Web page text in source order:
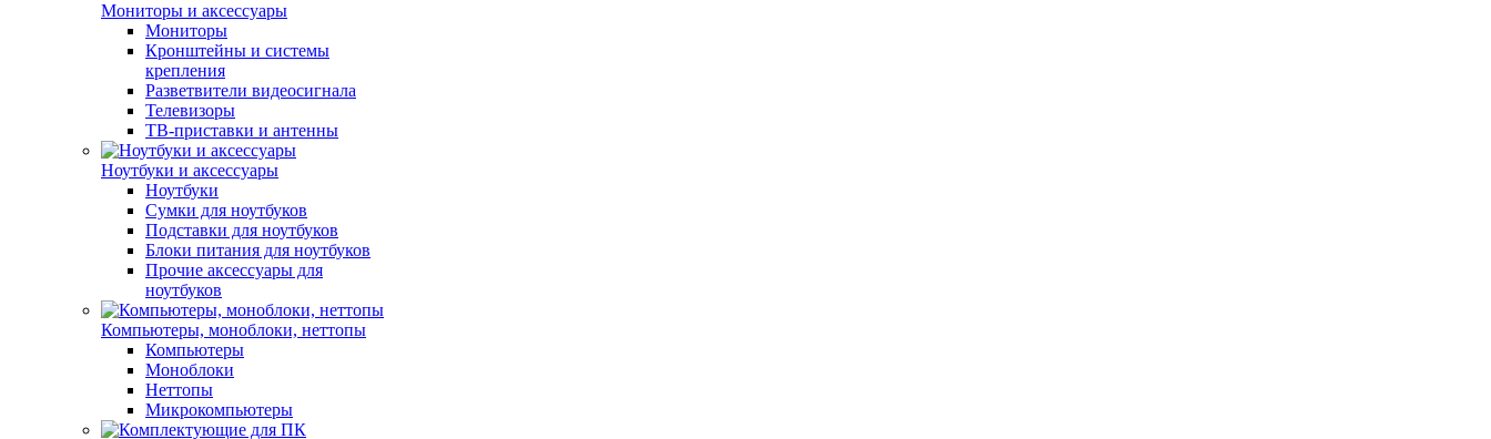
Мониторы и аксессуары
Мониторы
Кронштейны и системы
крепления
Разветвители видеосигнала
Телевизоры
ТВ-приставки и антенны
Ноутбуки и аксессуары
Ноутбуки
Сумки для ноутбуков
Подставки для ноутбуков
Блоки питания для ноутбуков
Прочие аксессуары для
ноутбуков
Компьютеры, моноблоки, неттопы
Компьютеры
Моноблоки
Неттопы
Микрокомпьютеры